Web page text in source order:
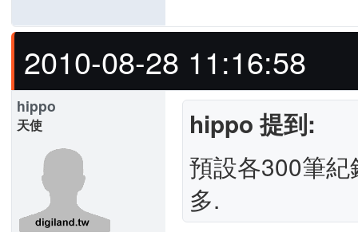
2010-08-28 11:16:58
hippo
天使
hippo 提到:
預設各300筆
多.